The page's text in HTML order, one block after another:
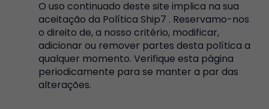
O uso continuado deste site implica na sua
aceitação da Política Ship7 . Reservamo-nos
o direito de, a nosso critério, modificar,
adicionar ou remover partes desta política a
qualquer momento. Verifique esta página
periodicamente para se manter a par das
alterações.